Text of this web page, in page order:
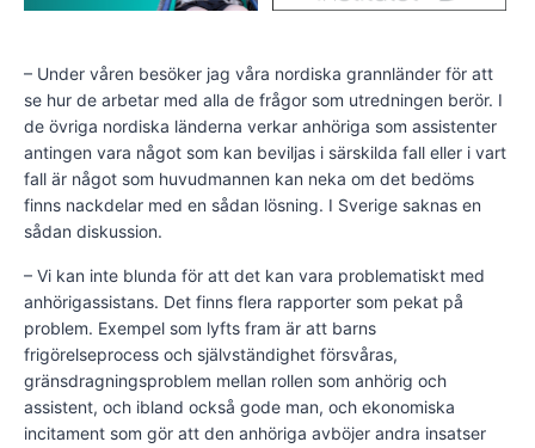
– Under våren besöker jag våra nordiska grannländer för att
se hur de arbetar med alla de frågor som utredningen berör. I
de övriga nordiska länderna verkar anhöriga som assistenter
antingen vara något som kan beviljas i särskilda fall eller i vart
fall är något som huvudmannen kan neka om det bedöms
finns nackdelar med en sådan lösning. I Sverige saknas en
sådan diskussion.
– Vi kan inte blunda för att det kan vara problematiskt med
anhörigassistans. Det finns flera rapporter som pekat på
problem. Exempel som lyfts fram är att barns
frigörelseprocess och självständighet försvåras,
gränsdragningsproblem mellan rollen som anhörig och
assistent, och ibland också gode man, och ekonomiska
incitament som gör att den anhöriga avböjer andra insatser